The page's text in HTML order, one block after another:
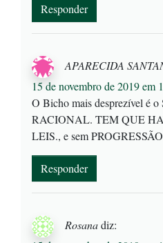
Responder
APARECIDA
15 de novembro de 2019 em
O Bicho mais desprezível é
RACIONAL. TEM QUE
LEIS., e sem
Responder
Rosanadiz: